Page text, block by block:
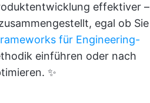
effektiver –
egal ob Sie
für Engineering-
einführen oder nach
✨